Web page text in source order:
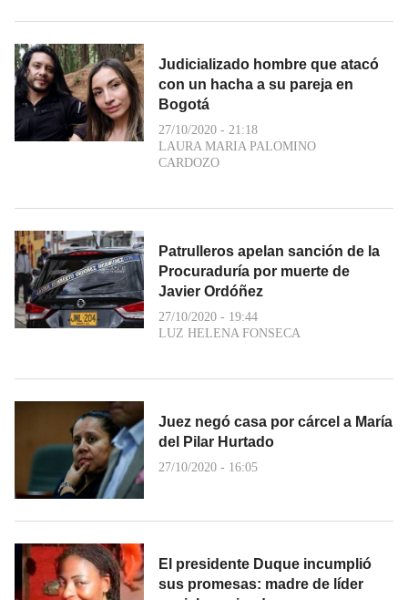
Judicializado hombre que atacó
con un hacha a su pareja en
Bogotá
27/10/2020 - 21:18
LAURA MARIA PALOMINO
CARDOZO
Patrulleros apelan sanción de la
Procuraduría por muerte de
Javier Ordóñez
27/10/2020 - 19:44
LUZ HELENA FONSECA
Juez negó casa por cárcel a María
del Pilar Hurtado
27/10/2020 - 16:05
El presidente Duque incumplió
sus promesas: madre de líder